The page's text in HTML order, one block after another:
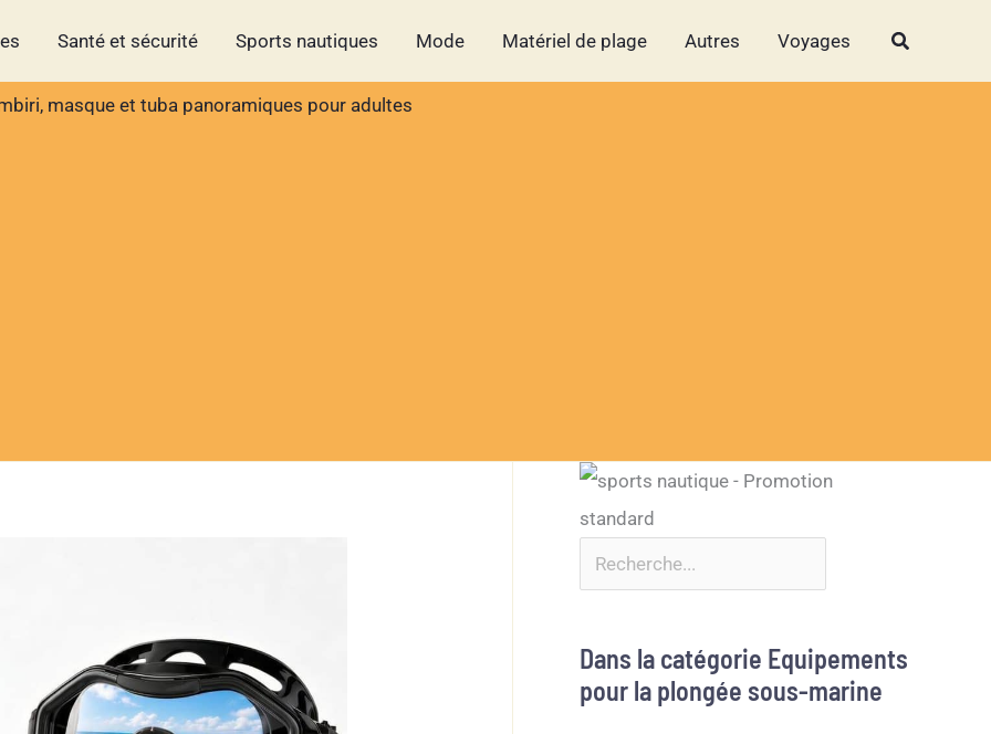
Santé et sécurité Sports nautiques Mode Matériel de plage Autres Voyages Rechercher
masque et tuba panoramiques pour adultes
Dans la catégorie Equipements
pour la plongée sous-marine